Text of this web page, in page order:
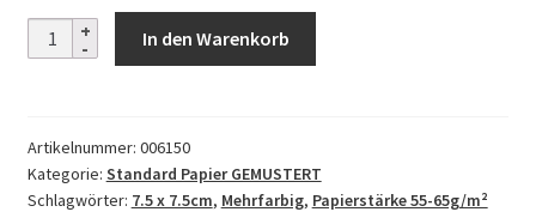
Orizuru
7,5cm
Design
Menge
In den Warenkorb
Artikelnummer: 006150
Kategorie: Standard Papier GEMUSTERT
Schlagwörter: 7.5 x 7.5cm, Mehrfarbig, Papierstärke 55-65g/m²